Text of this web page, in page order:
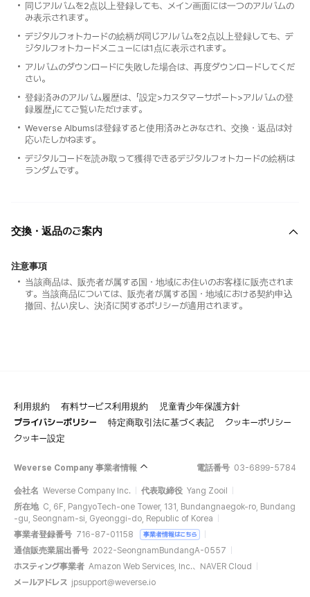
同じアルバムを2点以上登録しても、メイン画面には一つのアルバムの
み表示されます。
デジタルフォトカードの絵柄が同じアルバムを2点以上登録しても、デ
ジタルフォトカードメニューには1点に表示されます。
アルバムのダウンロードに失敗した場合は、再度ダウンロードしてくだ
さい。
登録済みのアルバム履歴は、「設定>カスタマーサポート>アルバムの登
録履歴」にてご覧いただけます。
Weverse Albumsは登録すると使用済みとみなされ、交換・返品は対
応いたしかねます。
デジタルコードを読み取って獲得できるデジタルフォトカードの絵柄は
ランダムです。
交換・返品のご案内
注意事項
当該商品は、販売者が属する国・地域にお住いのお客様に販売されま
す。当該商品については、販売者が属する国・地域における契約申込
撤回、払い戻し、決済に関するポリシーが適用されます。
利用規約 有料サービス利用規約
児童青少年保護方針
プライバシーポリシー
特定商取引法に基づく表記
クッキーポリシー
クッキー設定
Weverse Company 事業者情報 電話番号 03-6899-5784
会社名 Weverse Company Inc. 代表取締役 Yang Zooil
所在地 C, 6F, PangyoTech-one Tower, 131, Bundangnaegok-ro, Bundang
-gu, Seongnam-si, Gyeonggi-do, Republic of Korea
事業者登録番号 716-87-01158 事業者情報はこちら
通信販売業届出番号 2022-SeongnamBundangA-0557
ホスティング事業者 Amazon Web Services, Inc.、NAVER Cloud
メールアドレス jpsupport@weverse.io